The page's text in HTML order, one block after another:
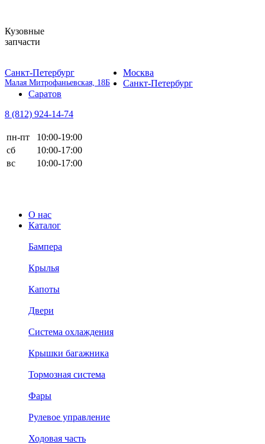
Кузовные
запчасти
Санкт-Петербург
Малая Митрофаньевская, 18Б
Москва
Санкт-Петербург
Саратов
8 (812) 924-14-74
пн-пт
10:00-19:00
сб
10:00-17:00
вс
10:00-17:00
О нас
Каталог
Бампера
Крылья
Капоты
Двери
Система охлаждения
Крышки багажника
Тормозная система
Фары
Рулевое управление
Ходовая часть